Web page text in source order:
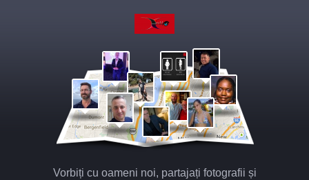
Vorbiți cu oameni noi, partajați fotografii și